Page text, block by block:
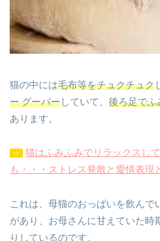
猫の中には毛布等をチュクチュク
ー グーパーしていて、 後ろ足でふ
あります。
⇒
猫はふみふみでリラックスし
も・・・ストレス発散と愛情表現
これは、母猫のおっぱいを飲んで
があり、お母さんに甘えていた時
りしているのです。